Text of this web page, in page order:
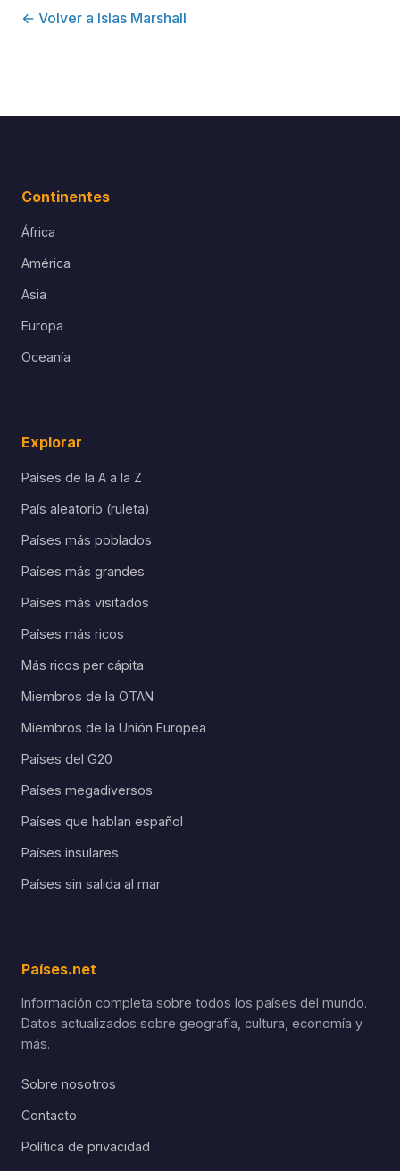
← Volver a Islas Marshall
Continentes
África
América
Asia
Europa
Oceanía
Explorar
Países de la A a la Z
País aleatorio (ruleta)
Países más poblados
Países más grandes
Países más visitados
Países más ricos
Más ricos per cápita
Miembros de la OTAN
Miembros de la Unión Europea
Países del G20
Países megadiversos
Países que hablan español
Países insulares
Países sin salida al mar
Países.net
Información completa sobre todos los países del mundo.
Datos actualizados sobre geografía, cultura, economía y
más.
Sobre nosotros
Contacto
Política de privacidad